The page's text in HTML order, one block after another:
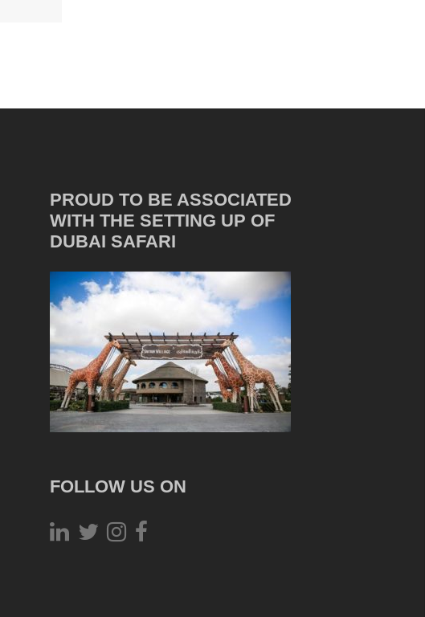
PROUD TO BE ASSOCIATED
WITH THE SETTING UP OF
DUBAI SAFARI
FOLLOW US ON